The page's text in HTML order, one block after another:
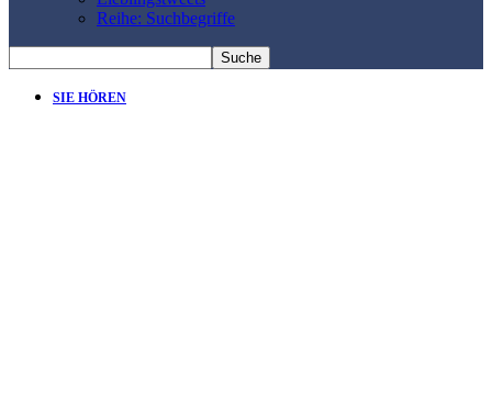
Reihe: Suchbegriffe
SIE HÖREN